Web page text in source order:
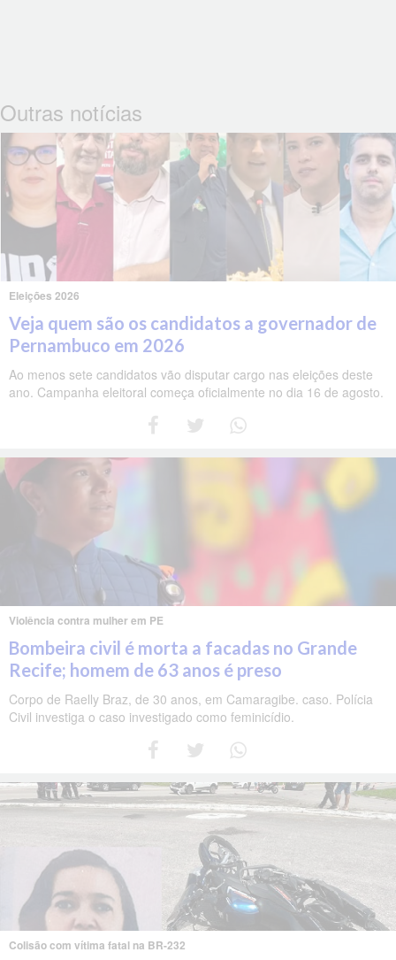
Outras notícias
Eleições 2026
Veja quem são os candidatos a governador de
Pernambuco em 2026
Ao menos sete candidatos vão disputar cargo nas eleições deste
ano. Campanha eleitoral começa oficialmente no dia 16 de agosto.
Violência contra mulher em PE
Bombeira civil é morta a facadas no Grande
Recife; homem de 63 anos é preso
Corpo de Raelly Braz, de 30 anos, em Camaragibe. caso. Polícia
Civil investiga o caso investigado como feminicídio.
Colisão com vítima fatal na BR-232